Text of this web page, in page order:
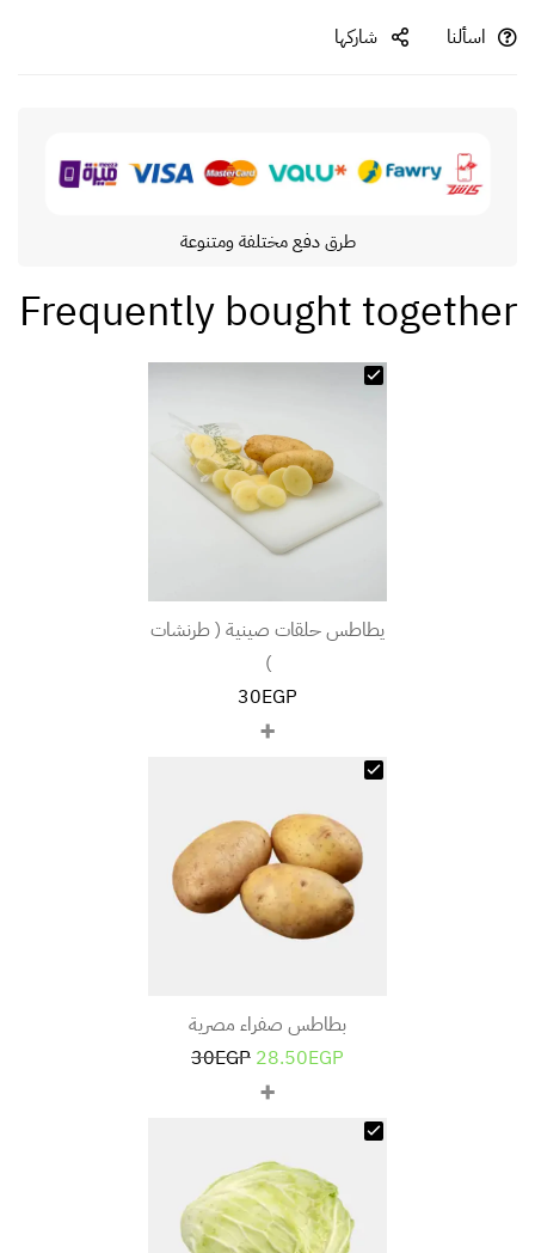
اسألنا شاركها
طرق دفع مختلفة ومتنوعة
Frequently bought together
يطاطس حلقات صينية ( طرنشات
)
30EGP
+
بطاطس صفراء مصرية
30EGP 28.50EGP
+